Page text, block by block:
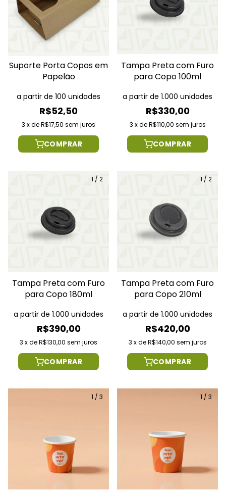
Suporte Porta Copos em
Papelão
R$52,50
3 xdeR$17,50 sem juros
a partir de 100 unidades
COMPRAR
Tampa Preta com Furo
para Copo 100ml
R$330,00
3 xdeR$110,00 sem juros
a partir de 1.000 unidades
COMPRAR
1 / 2
Tampa Preta com Furo
para Copo 180ml
R$390,00
3 xdeR$130,00 sem juros
a partir de 1.000 unidades
COMPRAR
1 / 2
Tampa Preta com Furo
para Copo 210ml
R$420,00
3 xdeR$140,00 sem juros
a partir de 1.000 unidades
COMPRAR
1 / 3 1 / 3